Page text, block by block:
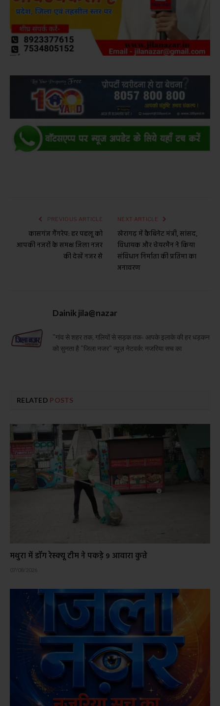
PREVIOUS ARTICLE
कासगंज गैंगरेप: हर पहलू को
आपकी नजरों के समक्ष जिला नजर
की देखें नजर से
NEXT ARTICLE
खेरागढ़ में कैबिनेट मंत्री, सांसद,
विधायक और चेयरमैन ने किया
संविधान निर्माता की प्रतिमा का
अनावरण
Dainik jila@nazar
"गांव से शहर तक, गलियों से सड़क तक- आपके इलाके की हर धड़कन
को सुनता है "जिला नजर" न्यूज़ नेटवर्क: नजरिया सच का
RELATED POSTS
मथुरा में डॉग रेस्क्यू टीम ने पकड़े 9 आवारा कुत्ते
07/08/2026